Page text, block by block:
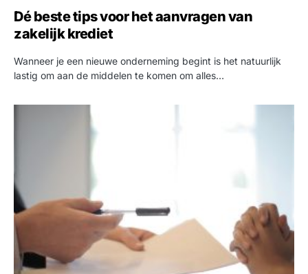
Dé beste tips voor het aanvragen van
zakelijk krediet
Wanneer je een nieuwe onderneming begint is het natuurlijk
lastig om aan de middelen te komen om alles…